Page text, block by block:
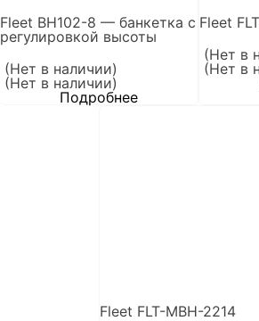
Fleet BH102-8 — банкетка с
регулировкой высоты
(Нет в наличии)
(Нет в наличии)
Подробнее
Fleet
(Нет в
(Нет в
Fleet FLT-MBH-2214